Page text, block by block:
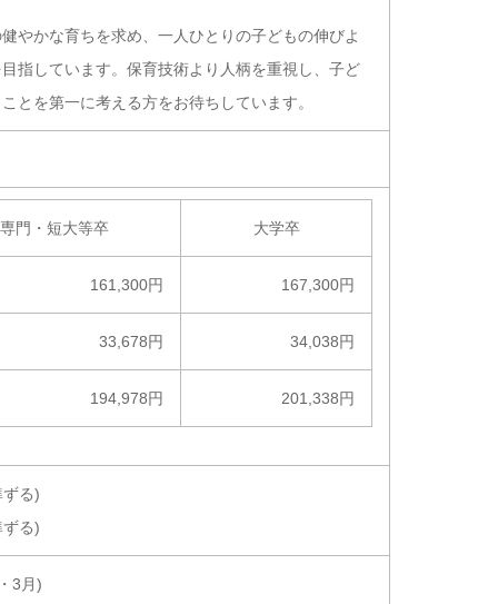
やかな育ちを求め、一人ひとりの子どもの伸びよ
指しています。保育技術より人柄を重視し、子ど
とを第一に考える方をお待ちしています。
専門・短大等卒 大学卒
161,300円 167,300円
33,678円 34,038円
194,978円 201,338円
る)
る)
3月)